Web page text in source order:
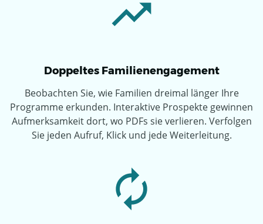
Doppeltes Familienengagement
Beobachten Sie, wie Familien dreimal länger Ihre
Programme erkunden. Interaktive Prospekte gewinnen
Aufmerksamkeit dort, wo PDFs sie verlieren. Verfolgen
Sie jeden Aufruf, Klick und jede Weiterleitung.